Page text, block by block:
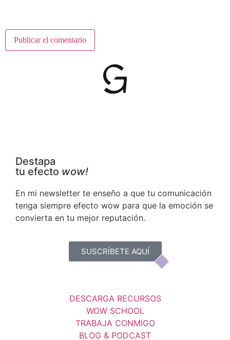
Destapa
tu efecto wow!
En mi newsletter te enseño a que tu comunicación
tenga siempre efecto wow para que la emoción se
convierta en tu mejor reputación.
SUSCRÍBETE AQUÍ
DESCARGA RECURSOS
WOW SCHOOL
TRABAJA CONMIGO
BLOG & PODCAST